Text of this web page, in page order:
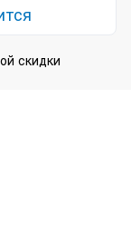
скидки